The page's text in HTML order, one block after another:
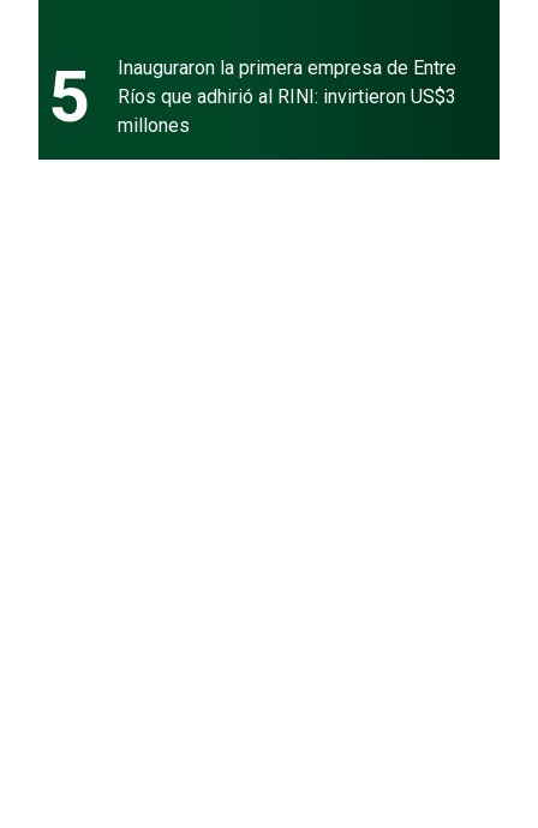
5
Inauguraron la primera empresa de Entre
Ríos que adhirió al RINI: invirtieron US$3
millones